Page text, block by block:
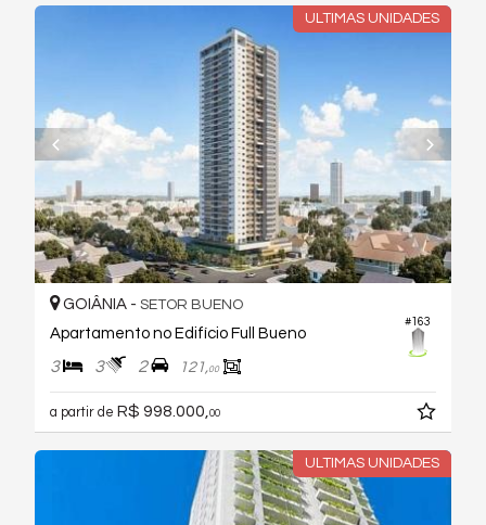
ULTIMAS UNIDADES
#163
GOIÂNIA - SETOR BUENO
Apartamento no Edifício Full Bueno
3 3 2 121,00
a partir de R$ 998.000, 00
ULTIMAS UNIDADES